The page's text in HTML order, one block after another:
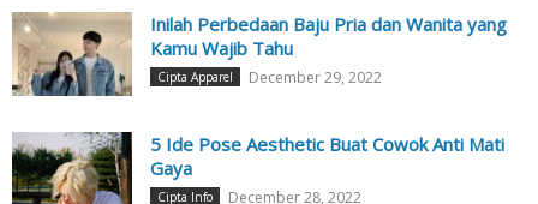
Inilah Perbedaan Baju Pria dan Wanita yang
Kamu Wajib Tahu
Cipta Apparel December 29, 2022
5 Ide Pose Aesthetic Buat Cowok Anti Mati
Gaya
Cipta Info December 28, 2022